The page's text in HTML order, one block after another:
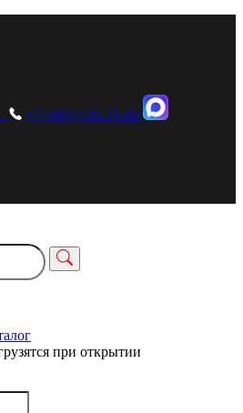
+7 (495) 136-23-00
при открытии